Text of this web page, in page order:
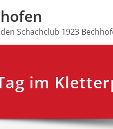
Schachclub 1923
im